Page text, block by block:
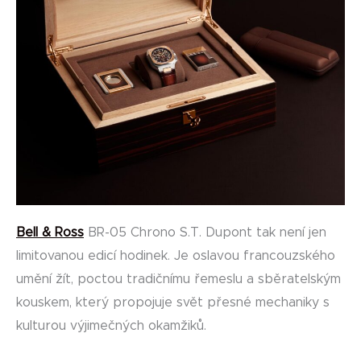
Bell & Ross BR-05 Chrono S.T. Dupont tak není jen
limitovanou edicí hodinek. Je oslavou francouzského
umění žít, poctou tradičnímu řemeslu a sběratelským
kouskem, který propojuje svět přesné mechaniky s
kulturou výjimečných okamžiků.